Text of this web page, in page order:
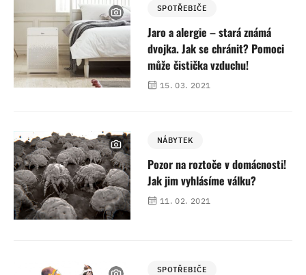
SPOTŘEBIČE
Jaro a alergie – stará známá
dvojka. Jak se chránit? Pomoci
může čistička vzduchu!
15. 03. 2021
NÁBYTEK
Pozor na roztoče v domácnosti!
Jak jim vyhlásíme válku?
11. 02. 2021
SPOTŘEBIČE